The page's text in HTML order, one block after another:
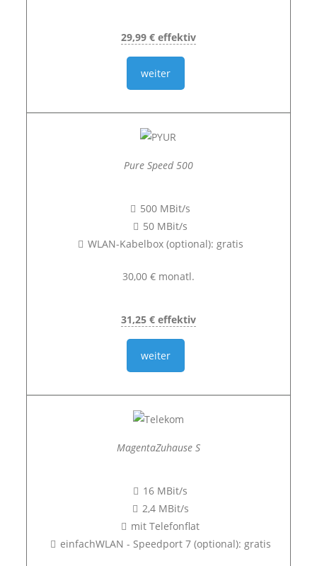
29,99 € effektiv
weiter
Pure Speed 500
500 MBit/s
50 MBit/s
WLAN-Kabelbox (optional): gratis
30,00 € monatl.
31,25 € effektiv
weiter
MagentaZuhause S
16 MBit/s
2,4 MBit/s
mit Telefonflat
einfachWLAN - Speedport 7 (optional): gratis